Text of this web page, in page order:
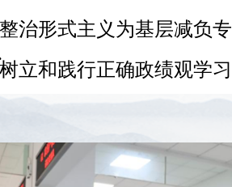
治形式主义为基层减负
立和践行正确政绩观学